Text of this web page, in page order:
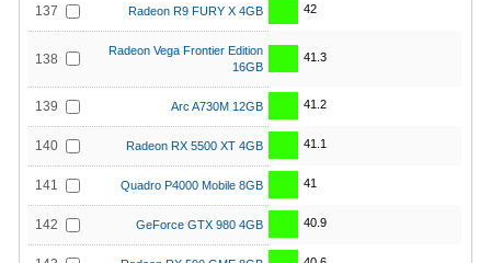
137 Radeon R9 FURY X 4GB 42
138
Radeon Vega Frontier Edition
16GB
41.3
139 Arc A730M 12GB 41.2
140 Radeon RX 5500 XT 4GB 41.1
141 Quadro P4000 Mobile 8GB 41
142 GeForce GTX 980 4GB 40.9